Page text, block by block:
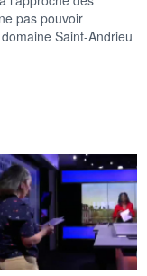
pas pouvoir
Saint-Andrieu